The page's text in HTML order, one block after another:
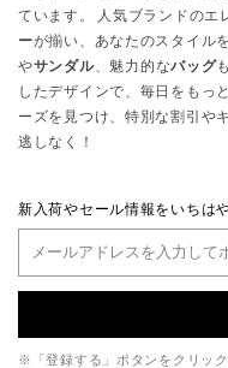
ています。 人気ブランドのエ
ーが揃い、あなたのスタイル
やサンダル、魅力的なバッグ
したデザインで、毎日をもっ
ーズを見つけ、特別な割引や
逃しなく！
新入荷やセール情報をいちは
※「登録する」ボタンをクリック